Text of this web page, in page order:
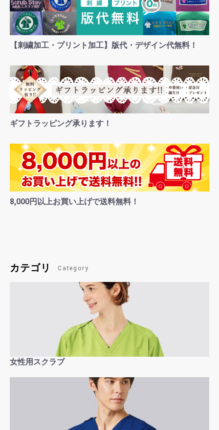
お買い物を続ける カートへ進む
【刺繍加工・プリント加工】版代・デザイン代無料！
ギフトラッピング承ります！
8,000円以上お買い上げで送料無料！
カテゴリ Category
女性用スクラブ